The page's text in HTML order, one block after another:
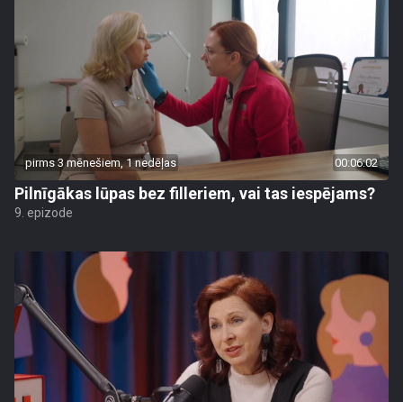
pirms 3 mēnešiem, 1 nedēļas 00:06:02
Pilnīgākas lūpas bez filleriem, vai tas iespējams?
9. epizode